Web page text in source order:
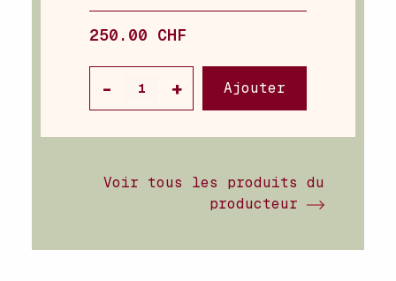
250.00 CHF
Ajouter
Voir tous les produits du
producteur